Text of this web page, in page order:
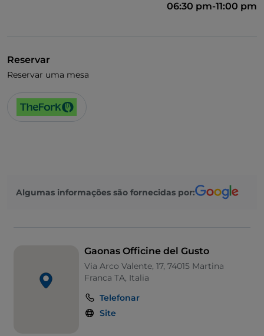
Wi-Fi
06:30 pm-11:00 pm
Reservar
Reservar uma mesa
Algumas informações são fornecidas por:
Gaonas Officine del Gusto
Via Arco Valente, 17, 74015 Martina
Franca TA, Italia
Telefonar
Site